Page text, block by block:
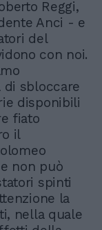
Reggi,
Anci - e
del
con noi.
di sbloccare
disponibili
fiato
il
non può
spinti
la
nella quale